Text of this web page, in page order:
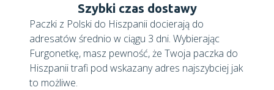
Szybki czas dostawy
Paczki z Polski do Hiszpanii docierają do
adresatów średnio w ciągu 3 dni. Wybierając
Furgonetkę, masz pewność, że Twoja paczka do
Hiszpanii trafi pod wskazany adres najszybciej jak
to możliwe.